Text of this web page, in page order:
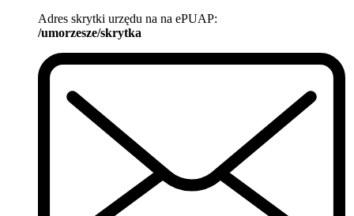
Adres skrytki urzędu na na ePUAP:
/umorzesze/skrytka